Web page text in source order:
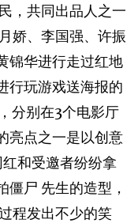
，共同出品人之一
娇、李国强、许振
锦华进行走过红地
行玩游戏送海报的
分别在3个电影厅
亮点之一是以创意
和受邀者纷纷拿
尸 先生的造型，
程发出不少的笑